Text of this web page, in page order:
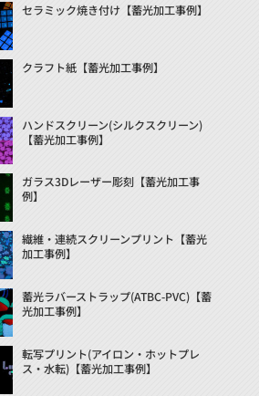
セラミック焼き付け【蓄光加工事例】
クラフト紙【蓄光加工事例】
ハンドスクリーン(シルクスクリーン)
【蓄光加工事例】
ガラス3Dレーザー彫刻【蓄光加工事
例】
繊維・連続スクリーンプリント【蓄光
加工事例】
蓄光ラバーストラップ(ATBC-PVC)【蓄
光加工事例】
転写プリント(アイロン・ホットプレ
ス・水転)【蓄光加工事例】